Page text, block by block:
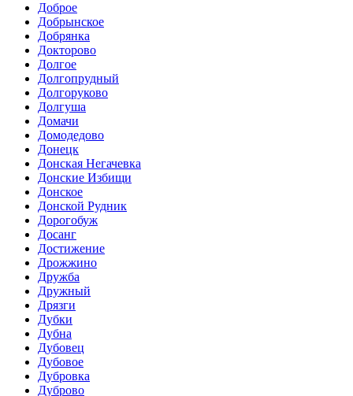
Доброе
Добрынское
Добрянка
Докторово
Долгое
Долгопрудный
Долгоруково
Долгуша
Домачи
Домодедово
Донецк
Донская Негачевка
Донские Избищи
Донское
Донской Рудник
Дорогобуж
Досанг
Достижение
Дрожжино
Дружба
Дружный
Дрязги
Дубки
Дубна
Дубовец
Дубовое
Дубровка
Дуброво